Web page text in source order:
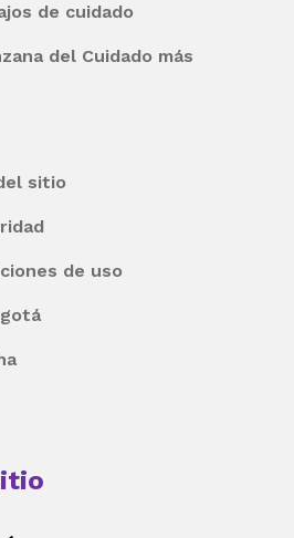
de cuidado
del Cuidado más
sitio
de uso